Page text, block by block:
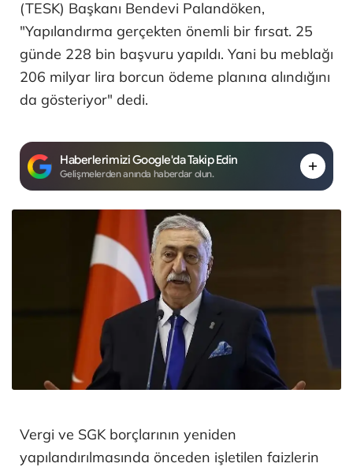
(TESK) Başkanı Bendevi Palandöken,
"Yapılandırma gerçekten önemli bir fırsat. 25
günde 228 bin başvuru yapıldı. Yani bu meblağı
206 milyar lira borcun ödeme planına alındığını
da gösteriyor" dedi.
Haberlerimizi Google'da Takip Edin
Gelişmelerden anında haberdar olun.
Vergi ve SGK borçlarının yeniden
yapılandırılmasında önceden işletilen faizlerin